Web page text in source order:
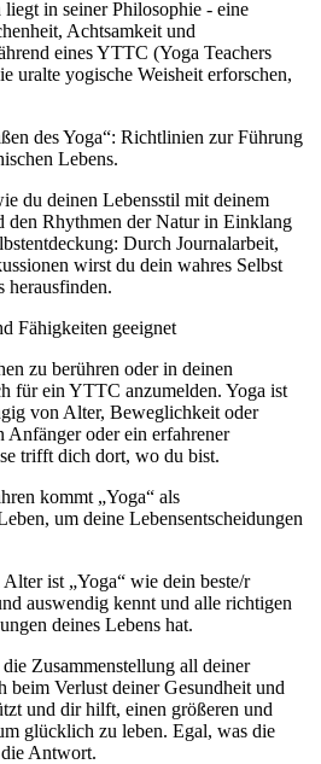
liegt in seiner Philosophie - eine
Achtsamkeit und
eines YTTC (Yoga Teachers
uralte yogische Weisheit erforschen,
des Yoga“: Richtlinien zur Führung
Lebens.
du deinen Lebensstil mit deinem
den Rhythmen der Natur in Einklang
Durch Journalarbeit,
wirst du dein wahres Selbst
herausfinden.
Fähigkeiten geeignet
zu berühren oder in deinen
für ein YTTC anzumelden. Yoga ist
von Alter, Beweglichkeit oder
Anfänger oder ein erfahrener
trifft dich dort, wo du bist.
kommt „Yoga“ als
um deine Lebensentscheidungen
ist „Yoga“ wie dein beste/r
auswendig kennt und alle richtigen
deines Lebens hat.
Zusammenstellung all deiner
beim Verlust deiner Gesundheit und
und dir hilft, einen größeren und
glücklich zu leben. Egal, was die
Antwort.